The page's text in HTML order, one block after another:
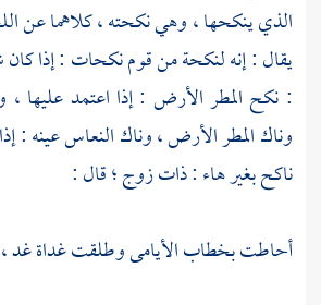
الذي ينكحها ، وهي نكحته ، كلاهما عن
يقال : إنه لنكحة من قوم نكحات : إذا
: نكح المطر الأرض : إذا اعتمد عليها ،
وناك المطر الأرض ، وناك النعاس عينه :
ناكح بغير هاء : ذات زوج ؛ قال :
أحاطت بخطاب الأيامى وطلقت غداة غد